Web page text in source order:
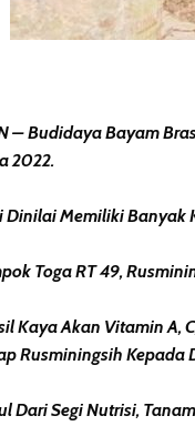
– Budidaya Bayam
2022.
Dinilai Memiliki Banyak
Toga RT 49,
Kaya Akan Vitamin A,
Rusminingsih
Dari Segi Nutrisi,